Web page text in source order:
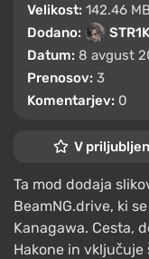
Velikost: 142.46 MB
Dodano:
Datum: 8 avgust
Prenosov: 3
Komentarjev: 0
V
Ta mod dodaja
BeamNG.drive, ki
Kanagawa. Cesta,
Hakone in